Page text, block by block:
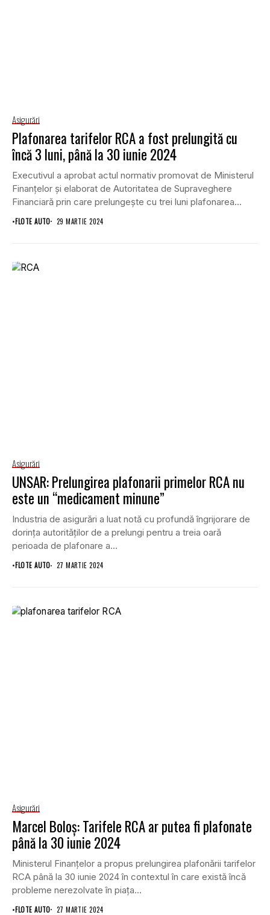
Asigurări
Plafonarea tarifelor RCA a fost prelungită cu
încă 3 luni, până la 30 iunie 2024
Executivul a aprobat actul normativ promovat de Ministerul
Finanţelor şi elaborat de Autoritatea de Supraveghere
Financiară prin care prelungeşte cu trei luni plafonarea...
•FLOTE AUTO 29 MARTIE 2024
Asigurări
UNSAR: Prelungirea plafonarii primelor RCA nu
este un “medicament minune”
Industria de asigurări a luat notă cu profundă îngrijorare de
dorinţa autorităţilor de a prelungi pentru a treia oară
perioada de plafonare a...
•FLOTE AUTO 27 MARTIE 2024
Asigurări
Marcel Boloş: Tarifele RCA ar putea fi plafonate
până la 30 iunie 2024
Ministerul Finanţelor a propus prelungirea plafonării tarifelor
RCA până la 30 iunie 2024 în contextul în care există încă
probleme nerezolvate în piaţa...
•FLOTE AUTO 27 MARTIE 2024